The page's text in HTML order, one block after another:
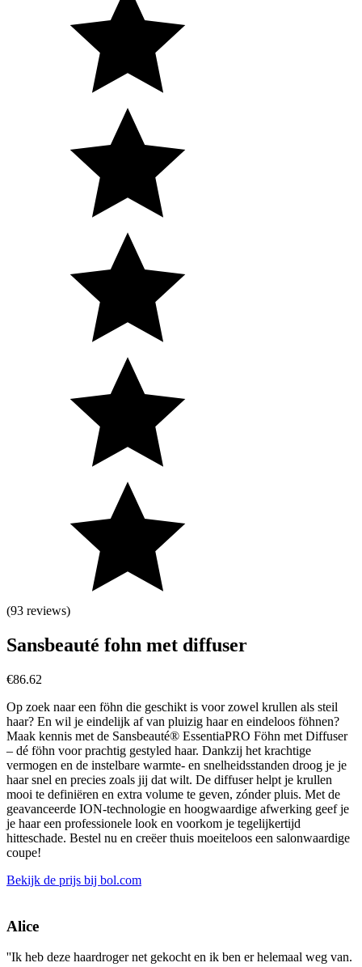
(93 reviews)
Sansbeauté fohn met diffuser
€86.62
Op zoek naar een föhn die geschikt is voor zowel krullen als steil
haar? En wil je eindelijk af van pluizig haar en eindeloos föhnen?
Maak kennis met de Sansbeauté® EssentiaPRO Föhn met Diffuser
– dé föhn voor prachtig gestyled haar. Dankzij het krachtige
vermogen en de instelbare warmte- en snelheidsstanden droog je je
haar snel en precies zoals jij dat wilt. De diffuser helpt je krullen
mooi te definiëren en extra volume te geven, zónder pluis. Met de
geavanceerde ION-technologie en hoogwaardige afwerking geef je
je haar een professionele look en voorkom je tegelijkertijd
hitteschade. Bestel nu en creëer thuis moeiteloos een salonwaardige
coupe!
Bekijk de prijs bij bol.com
Alice
''Ik heb deze haardroger net gekocht en ik ben er helemaal weg van.